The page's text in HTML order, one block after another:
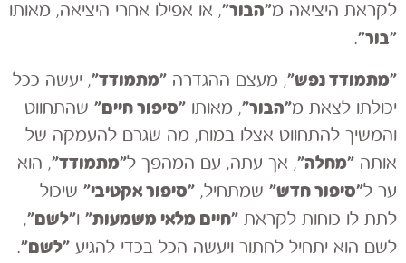
לקראת היציאה מ״הבור״, או אפילו אחרי היציאה, מאותו
״בור״.
״מתמודד נפש״, מעצם ההגדרה ״מתמודד״, יעשה ככל
יכולתו לצאת מ״הבור״, מאותו ״סיפור חיים״ שהתחווט
והמשיך להתחווט אצלו במוח, מה שגרם להעמקה של
אותה ״מחלה״, אך עתה, עם המהפך ל״מתמודד״, הוא
ער ל״סיפור חדש״ שמתחיל, ״סיפור אקטיבי״ שיכול
לתת לו כוחות לקראת ״חיים מלאי משמעות״ ו״לשם״,
לשם הוא יתחיל לחתור ויעשה הכל בכדי להגיע ״לשם״.